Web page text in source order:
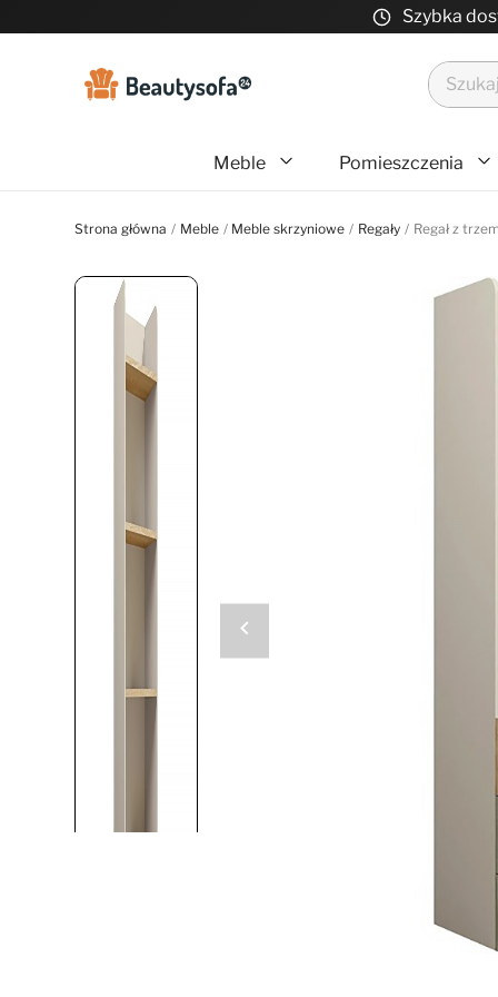
Szybka
Meble Pomieszczenia
Strona główna Meble Meble skrzyniowe Regały Regał z